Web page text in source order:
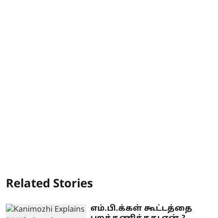
Related Stories
எம்.பி.க்கள் கூட்டத்தை